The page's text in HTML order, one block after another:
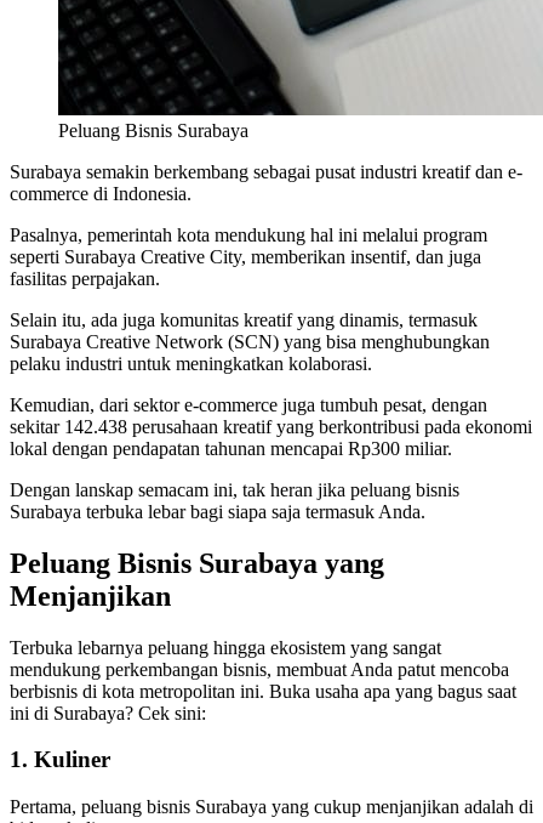
Peluang Bisnis Surabaya
Surabaya semakin berkembang sebagai pusat industri kreatif dan e-
commerce di Indonesia.
Pasalnya, pemerintah kota mendukung hal ini melalui program
seperti Surabaya Creative City, memberikan insentif, dan juga
fasilitas perpajakan.
Selain itu, ada juga komunitas kreatif yang dinamis, termasuk
Surabaya Creative Network (SCN) yang bisa menghubungkan
pelaku industri untuk meningkatkan kolaborasi.
Kemudian, dari sektor e-commerce juga tumbuh pesat, dengan
sekitar 142.438 perusahaan kreatif yang berkontribusi pada ekonomi
lokal dengan pendapatan tahunan mencapai Rp300 miliar.
Dengan lanskap semacam ini, tak heran jika peluang bisnis
Surabaya terbuka lebar bagi siapa saja termasuk Anda.
Peluang Bisnis Surabaya yang
Menjanjikan
Terbuka lebarnya peluang hingga ekosistem yang sangat
mendukung perkembangan bisnis, membuat Anda patut mencoba
berbisnis di kota metropolitan ini. Buka usaha apa yang bagus saat
ini di Surabaya? Cek sini:
1. Kuliner
Pertama, peluang bisnis Surabaya yang cukup menjanjikan adalah di